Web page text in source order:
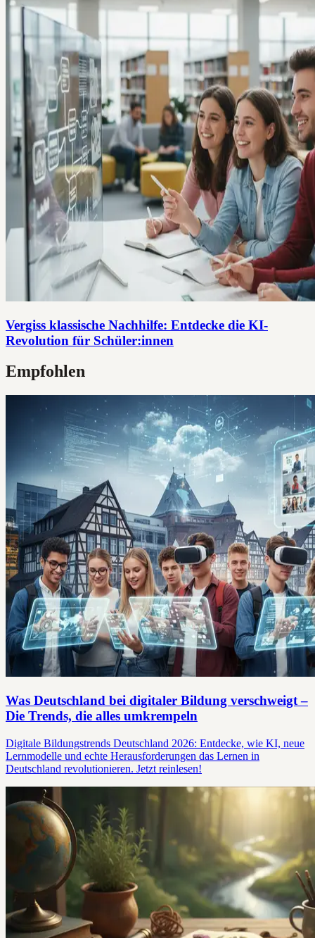
Vergiss klassische Nachhilfe: Entdecke die KI-
Revolution für Schüler:innen
Empfohlen
Was Deutschland bei digitaler Bildung verschweigt –
Die Trends, die alles umkrempeln
Digitale Bildungstrends Deutschland 2026: Entdecke, wie KI, neue
Lernmodelle und echte Herausforderungen das Lernen in
Deutschland revolutionieren. Jetzt reinlesen!